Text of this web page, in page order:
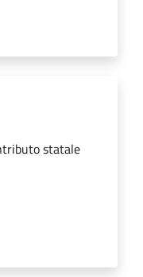
statale